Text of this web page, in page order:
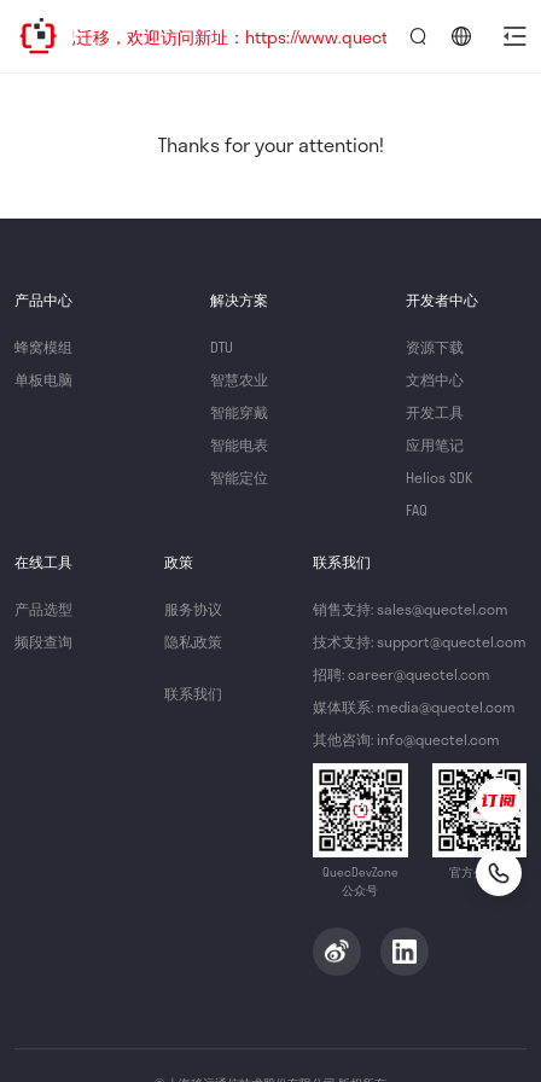
地址已迁移，欢迎访问新址：https://www.quectel.com.cn
Thanks for your attention!
产品中心
蜂窝模组
单板电脑
解决方案
DTU
智慧农业
智能穿戴
智能电表
智能定位
开发者中心
资源下载
文档中心
开发工具
应用笔记
Helios SDK
FAQ
在线工具
产品选型
频段查询
政策
服务协议
隐私政策
联系我们
联系我们
销售支持: sales@quectel.com
技术支持: support@quectel.com
招聘: career@quectel.com
媒体联系: media@quectel.com
其他咨询: info@quectel.com
QuecDevZone
公众号
官方公众号